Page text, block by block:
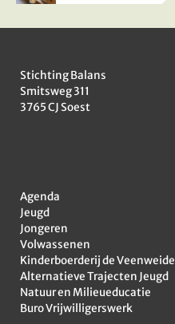
Stichting Balans
Smitsweg 311
3765 CJSoest
Agenda
Jeugd
Jongeren
Volwassenen
Kinderboerderij de Veenweide
Alternatieve Trajecten Jeugd
Natuur en Milieueducatie
Buro Vrijwilligerswerk